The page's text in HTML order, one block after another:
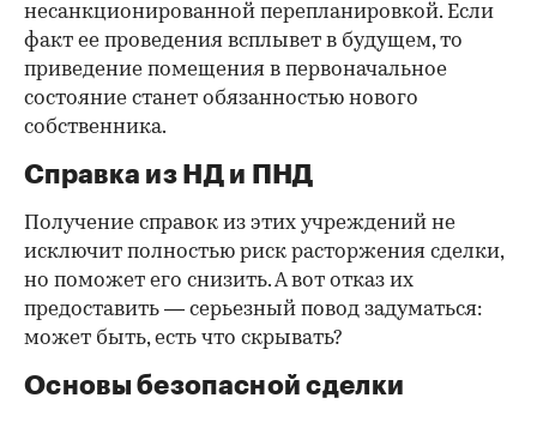
несанкционированной перепланировкой. Если
факт ее проведения всплывет в будущем, то
приведение помещения в первоначальное
состояние станет обязанностью нового
собственника.
Справка из НД и ПНД
Получение справок из этих учреждений не
исключит полностью риск расторжения сделки,
но поможет его снизить. А вот отказ их
предоставить — серьезный повод задуматься:
может быть, есть что скрывать?
Основы безопасной сделки